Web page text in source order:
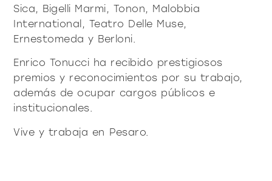
Sica, Bigelli Marmi, Tonon, Malobbia
International, Teatro Delle Muse,
Ernestomeda y Berloni.
Enrico Tonucci ha recibido prestigiosos
premios y reconocimientos por su trabajo,
además de ocupar cargos públicos e
institucionales.
Vive y trabaja en Pesaro.